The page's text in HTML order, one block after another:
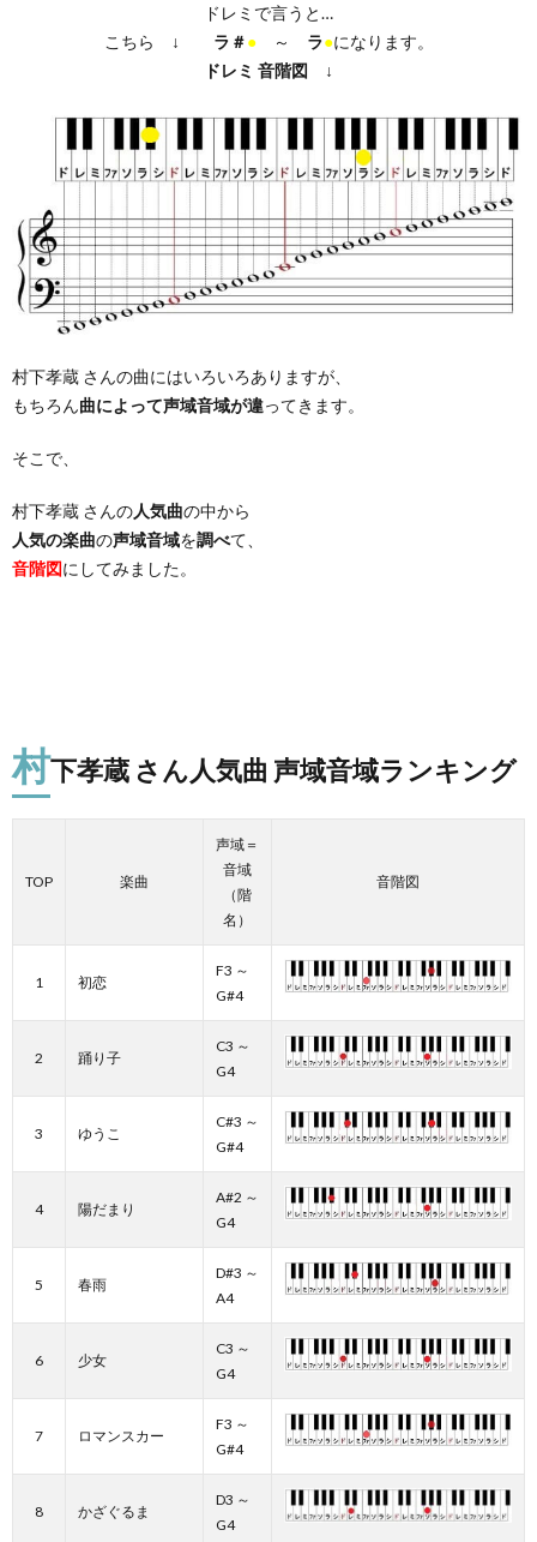
ドレミで言うと…
こちら ↓ ラ＃●～ ラ●になります。
ドレミ 音階図 ↓
村下孝蔵 さんの曲にはいろいろありますが、
もちろん曲によって声域音域が違ってきます。
そこで、
村下孝蔵 さんの人気曲の中から
人気の楽曲の声域音域を調べて、
音階図にしてみました。
村下孝蔵 さん人気曲 声域音域ランキング
TOP 楽曲
声域＝
音域
（階
名）
音階図
1 初恋
F3 ～
G#4
2 踊り子
C3 ～
G4
3 ゆうこ
C#3 ～
G#4
4 陽だまり
A#2 ～
G4
5 春雨
D#3 ～
A4
6 少女
C3 ～
G4
7 ロマンスカー
F3 ～
G#4
8 かざぐるま
D3 ～
G4